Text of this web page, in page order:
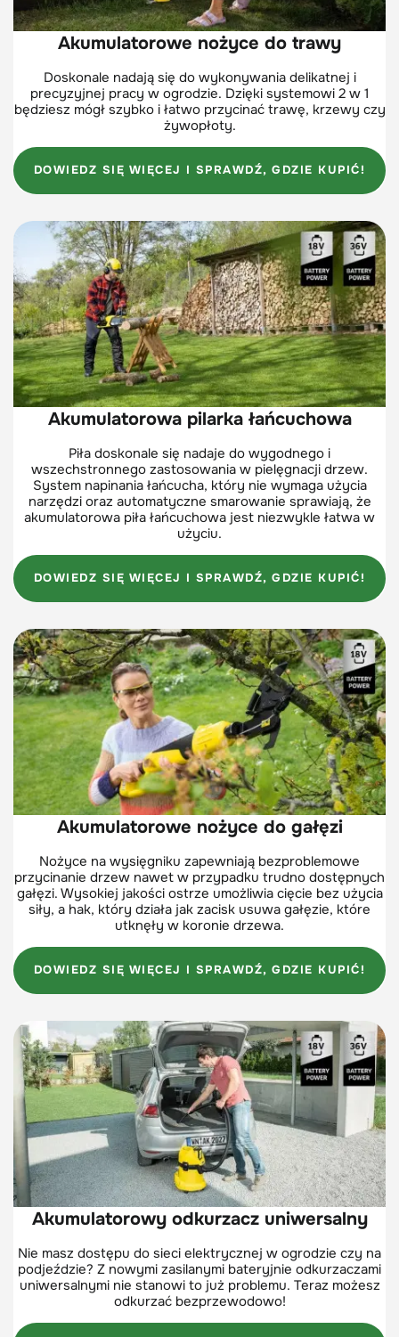
Akumulatorowe nożyce do trawy
Doskonale nadają się do wykonywania delikatnej i
precyzyjnej pracy w ogrodzie. Dzięki systemowi 2 w 1
będziesz mógł szybko i łatwo przycinać trawę, krzewy czy
żywopłoty.
DOWIEDZ SIĘ WIĘCEJ I SPRAWDŹ, GDZIE KUPIĆ!
Akumulatorowa pilarka łańcuchowa
Piła doskonale się nadaje do wygodnego i
wszechstronnego zastosowania w pielęgnacji drzew.
System napinania łańcucha, który nie wymaga użycia
narzędzi oraz automatyczne smarowanie sprawiają, że
akumulatorowa piła łańcuchowa jest niezwykle łatwa w
użyciu.
DOWIEDZ SIĘ WIĘCEJ I SPRAWDŹ, GDZIE KUPIĆ!
Akumulatorowe nożyce do gałęzi
Nożyce na wysięgniku zapewniają bezproblemowe
przycinanie drzew nawet w przypadku trudno dostępnych
gałęzi. Wysokiej jakości ostrze umożliwia cięcie bez użycia
siły, a hak, który działa jak zacisk usuwa gałęzie, które
utknęły w koronie drzewa.
DOWIEDZ SIĘ WIĘCEJ I SPRAWDŹ, GDZIE KUPIĆ!
Akumulatorowy odkurzacz uniwersalny
Nie masz dostępu do sieci elektrycznej w ogrodzie czy na
podjeździe? Z nowymi zasilanymi bateryjnie odkurzaczami
uniwersalnymi nie stanowi to już problemu. Teraz możesz
odkurzać bezprzewodowo!